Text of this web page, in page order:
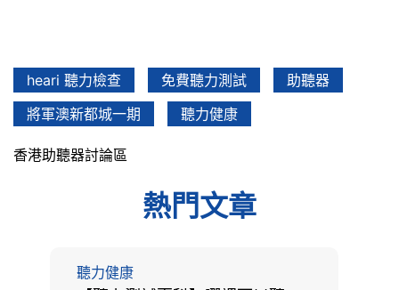
heari 聽力檢查 免費聽力測試
助聽器
將軍澳新都城一期
聽力健康
香港助聽器討論區
熱門文章
聽力健康